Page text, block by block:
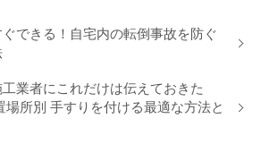
できる！自宅内の転倒事故を防ぐ
工業者にこれだけは伝えておきた
場所別 手すりを付ける最適な方法と